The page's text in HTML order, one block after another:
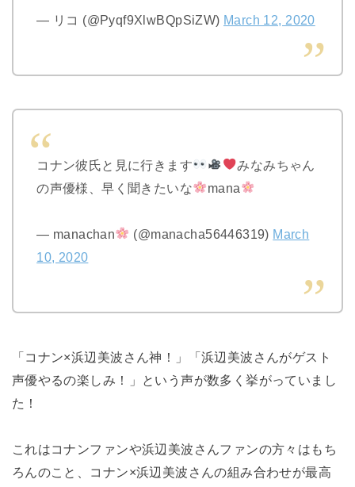
— リコ (@Pyqf9XlwBQpSiZW) March 12, 2020
コナン彼氏と見に行きます
みなみちゃん
の声優様、早く聞きたいな
mana
— manachan (@manacha56446319) March
10, 2020
「コナン×浜辺美波さん神！」「浜辺美波さんがゲスト
声優やるの楽しみ！」という声が数多く挙がっていまし
た！
これはコナンファンや浜辺美波さんファンの方々はもち
ろんのこと、コナン×浜辺美波さんの組み合わせが最高